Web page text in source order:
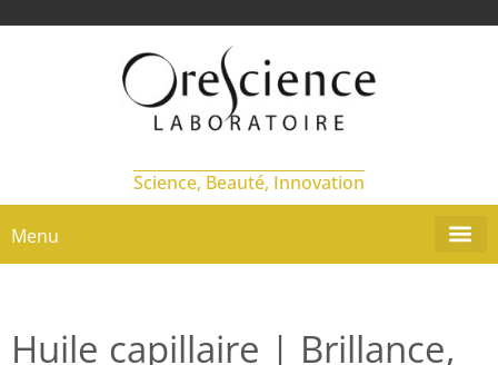
Science, Beauté, Innovation
Menu
Huile capillaire | Brillance,